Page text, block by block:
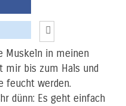
Muskeln in meinen
mir bis zum Hals und
feucht werden.
dünn: Es geht einfach